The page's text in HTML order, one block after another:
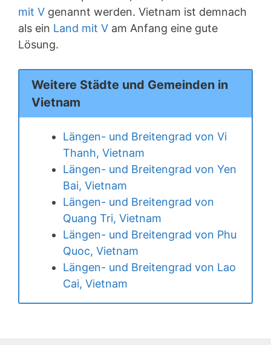
mit V genannt werden. Vietnam ist demnach
als ein Land mit V am Anfang eine gute
Lösung.
Weitere Städte und Gemeinden in
Vietnam
Längen- und Breitengrad von Vi
Thanh, Vietnam
Längen- und Breitengrad von Yen
Bai, Vietnam
Längen- und Breitengrad von
Quang Tri, Vietnam
Längen- und Breitengrad von Phu
Quoc, Vietnam
Längen- und Breitengrad von Lao
Cai, Vietnam